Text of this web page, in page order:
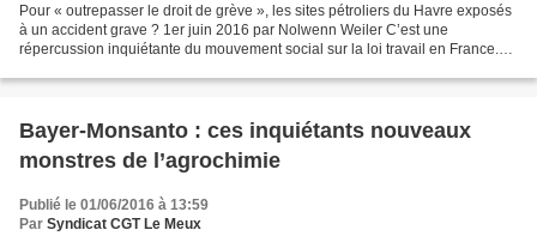
Pour « outrepasser le droit de grève », les sites pétroliers du Havre exposés
à un accident grave ? 1er juin 2016 par Nolwenn Weiler C’est une
répercussion inquiétante du mouvement social sur la loi travail en France.
Bayer-Monsanto : ces inquiétants nouveaux
monstres de l’agrochimie
Publié le 01/06/2016 à 13:59
Par Syndicat CGT Le Meux